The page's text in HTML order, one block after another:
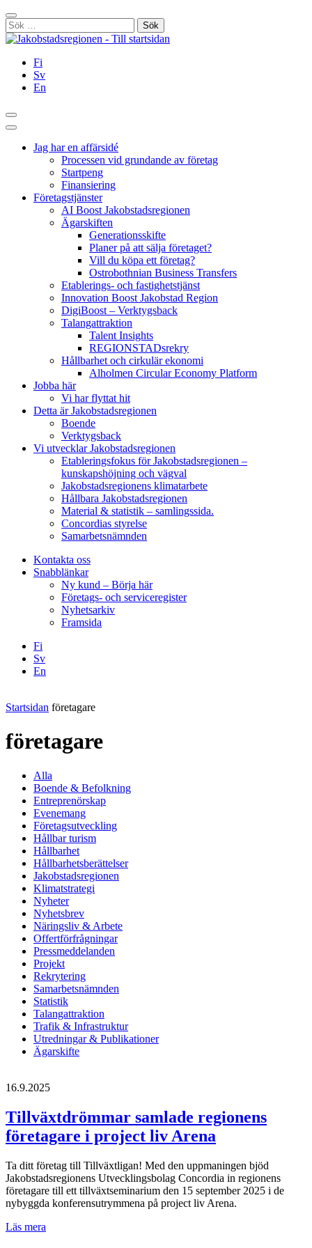
Hoppa
till
innehållet
Stäng
Sök
efter:
Fi
Sv
En
Sök
Huvudmeny
Jag har en affärsidé
Processen vid grundande av företag
Startpeng
Finansiering
Företagstjänster
AI Boost Jakobstadsregionen
Ägarskiften
Generationsskifte
Planer på att sälja företaget?
Vill du köpa ett företag?
Ostrobothnian Business Transfers
Etablerings- och fastighetstjänst
Innovation Boost Jakobstad Region
DigiBoost – Verktygsback
Talangattraktion
Talent Insights
REGIONSTADsrekry
Hållbarhet och cirkulär ekonomi
Alholmen Circular Economy Platform
Jobba här
Vi har flyttat hit
Detta är Jakobstadsregionen
Boende
Verktygsback
Vi utvecklar Jakobstadsregionen
Etableringsfokus för Jakobstadsregionen –
kunskapshöjning och vägval
Jakobstadsregionens klimatarbete
Hållbara Jakobstadsregionen
Material & statistik – samlingssida.
Concordias styrelse
Samarbetsnämnden
Kontakta oss
Snabblänkar
Ny kund – Börja här
Företags- och serviceregister
Nyhetsarkiv
Framsida
Fi
Sv
En
Startsidan företagare
företagare
Alla
Boende & Befolkning
Entreprenörskap
Evenemang
Företagsutveckling
Hållbar turism
Hållbarhet
Hållbarhetsberättelser
Jakobstadsregionen
Klimatstrategi
Nyheter
Nyhetsbrev
Näringsliv & Arbete
Offertförfrågningar
Pressmeddelanden
Projekt
Rekrytering
Samarbetsnämnden
Statistik
Talangattraktion
Trafik & Infrastruktur
Utredningar & Publikationer
Ägarskifte
16.9.2025
Tillväxtdrömmar samlade regionens
företagare i project liv Arena
Ta ditt företag till Tillväxtligan! Med den uppmaningen bjöd
Jakobstadsregionens Utvecklingsbolag Concordia in regionens
företagare till ett tillväxtseminarium den 15 september 2025 i de
nybyggda konferensutrymmena på project liv Arena.
Läs mera